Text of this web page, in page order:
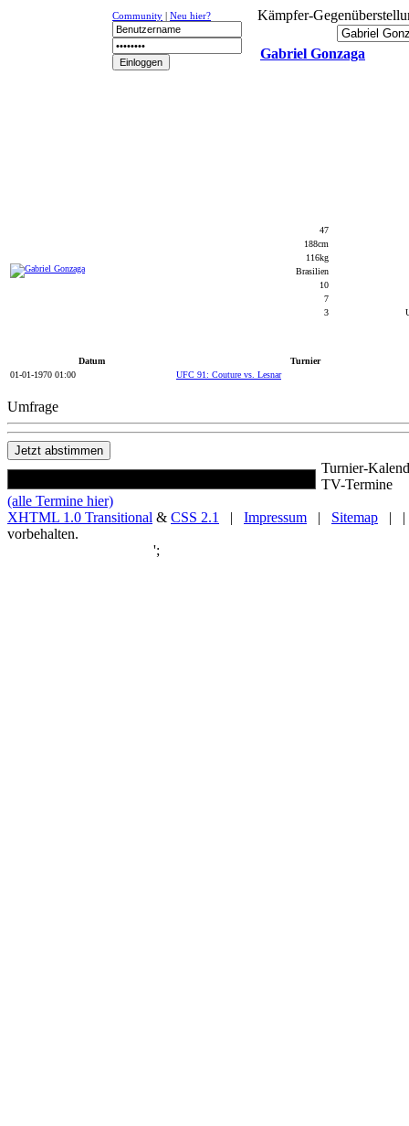
Community | Neu hier? Kämpfer-
Gabriel Gonzaga
47
188cm
116kg
Brasilien
10
7
3
Datum
Turnier
01-01-1970 01:00
UFC 91: Couture vs. Lesnar
Umfrage
Turnier-
TV-Termine
(alle Termine hier)
XHTML 1.0 Transitional & CSS 2.1 | Impressum | Sitemap | |
vorbehalten.
';